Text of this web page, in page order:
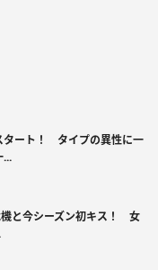
タート！ タイプの異性に一
機と今シーズン初キス！ 女